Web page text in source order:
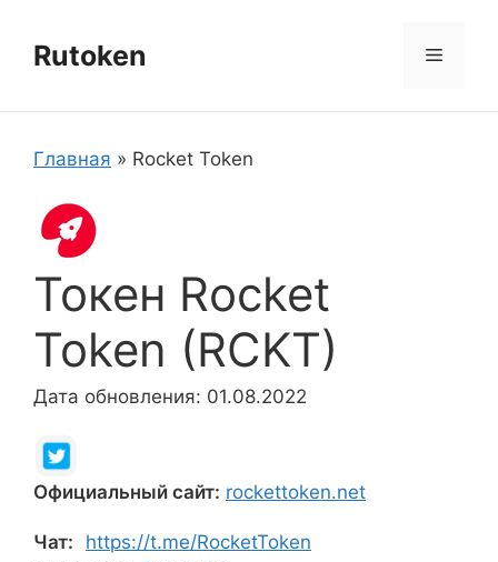
содержимому
Rutoken Меню
Главная » Rocket Token
Токен Rocket
Token (RCKT)
Дата обновления: 01.08.2022
Официальный сайт: rockettoken.net
Чат:
https://t.me/RocketToken